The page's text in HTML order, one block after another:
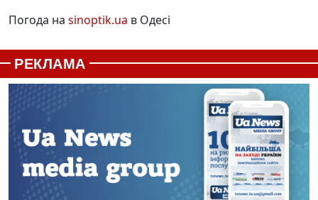
Погода на sinoptik.ua в Одесі
РЕКЛАМА